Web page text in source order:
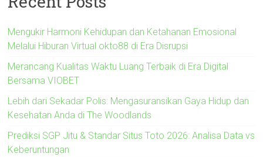
Mengukir Harmoni Kehidupan dan Ketahanan Emosional
Melalui Hiburan Virtual okto88 di Era Disrupsi
Merancang Kualitas Waktu Luang Terbaik di Era Digital
Bersama VIOBET
Lebih dari Sekadar Polis: Mengasuransikan Gaya Hidup dan
Kesehatan Anda di The Woodlands
Prediksi SGP Jitu & Standar Situs Toto 2026: Analisa Data vs
Keberuntungan